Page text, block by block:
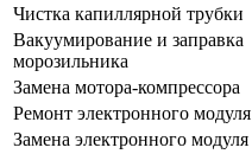
Чистка капиллярной трубки
Вакуумирование и заправка
морозильника
Замена мотора-компрессора
Ремонт электронного модуля
Замена электронного модуля